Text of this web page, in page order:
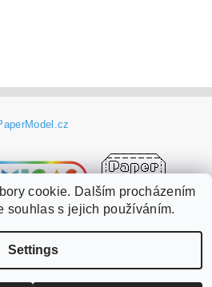
all rights reserved.
cookie. Dalším procházením
souhlas s jejich používáním.
Settings